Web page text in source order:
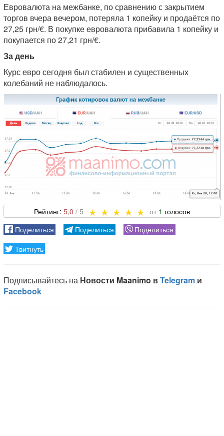
Евровалюта на межбанке, по сравнению с закрытием
торгов вчера вечером, потеряла 1 копейку и продаётся по
27,25 грн/€. В покупке евровалюта прибавила 1 копейку и
покупается по 27,21 грн/€.
За день
Курс евро сегодня был стабилен и существенных
колебаний не наблюдалось.
5,0 1